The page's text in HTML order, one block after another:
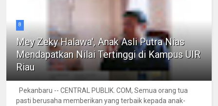
8
Mey Zeky Halawa', Anak Asli Putra Nias
Mendapatkan Nilai Tertinggi di Kampus UIR
Riau
Pekanbaru -- CENTRAL PUBLIK. COM, Semua orang tua
pasti berusaha memberikan yang terbaik kepada anak-